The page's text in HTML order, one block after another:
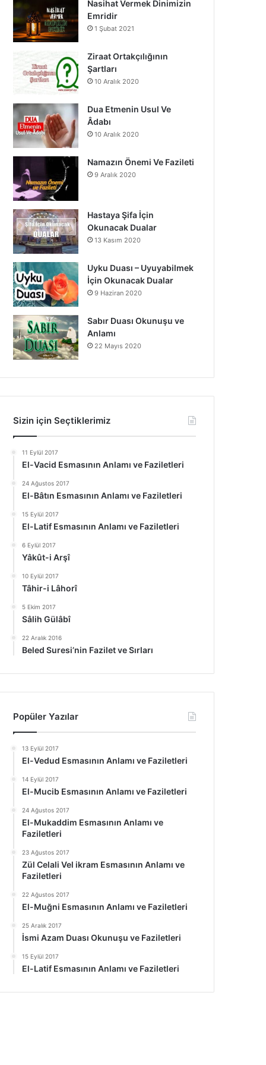
o
o
k
b
g
a
Nasihat Vermek Dinimizin
Emridir
1 Şubat 2021
Ziraat Ortakçılığının
Şartları
10 Aralık 2020
Dua Etmenin Usul Ve
Âdabı
10 Aralık 2020
Namazın Önemi Ve Fazileti
9 Aralık 2020
Hastaya Şifa İçin
Okunacak Dualar
13 Kasım 2020
Uyku Duası – Uyuyabilmek
İçin Okunacak Dualar
9 Haziran 2020
Sabır Duası Okunuşu ve
Anlamı
22 Mayıs 2020
Sizin için Seçtiklerimiz
11 Eylül 2017
El-Vacid Esmasının Anlamı ve Faziletleri
24 Ağustos 2017
El-Bâtın Esmasının Anlamı ve Faziletleri
15 Eylül 2017
El-Latif Esmasının Anlamı ve Faziletleri
6 Eylül 2017
Yâkût-i Arşî
10 Eylül 2017
Tâhir-i Lâhorî
5 Ekim 2017
Sâlih Gülâbî
22 Aralık 2016
Beled Suresi’nin Fazilet ve Sırları
Popüler Yazılar
13 Eylül 2017
El-Vedud Esmasının Anlamı ve Faziletleri
14 Eylül 2017
El-Mucib Esmasının Anlamı ve Faziletleri
24 Ağustos 2017
El-Mukaddim Esmasının Anlamı ve
Faziletleri
23 Ağustos 2017
Zül Celali Vel ikram Esmasının Anlamı ve
Faziletleri
22 Ağustos 2017
El-Muğni Esmasının Anlamı ve Faziletleri
25 Aralık 2017
İsmi Azam Duası Okunuşu ve Faziletleri
15 Eylül 2017
El-Latif Esmasının Anlamı ve Faziletleri